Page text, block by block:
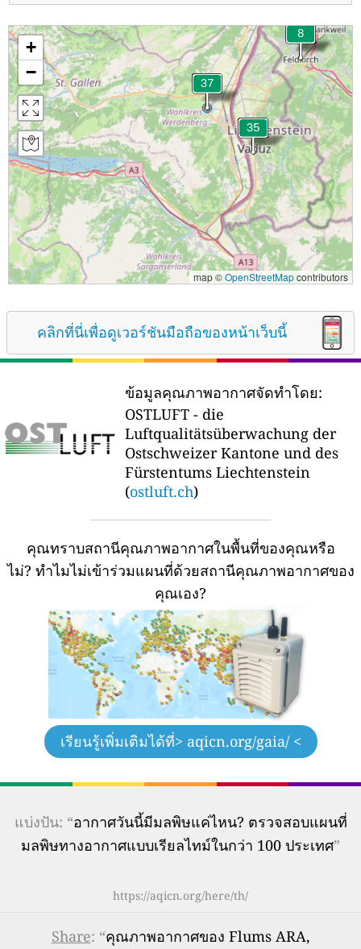
+
−
map ©OpenStreetMapcontributors
คลิกที่นี่เพื่อดูเวอร์ชันมือถือของหน้าเว็บนี้
ข้อมูลคุณภาพอากาศจัดทำโดย:
OSTLUFT - die
Luftqualitätsüberwachung der
Ostschweizer Kantone und des
Fürstentums Liechtenstein
(ostluft.ch)
คุณทราบสถานีคุณภาพอากาศในพื้นที่ของคุณหรือ
ไม่? ทำไมไม่เข้าร่วมแผนที่ด้วยสถานีคุณภาพอากาศของ
คุณเอง?
เรียนรู้เพิ่มเติมได้ที่> aqicn.org/gaia/ <
แบ่งปัน: “อากาศวันนี้มีมลพิษแค่ไหน? ตรวจสอบแผนที่
มลพิษทางอากาศแบบเรียลไทม์ในกว่า 100 ประเทศ”
https://aqicn.org/here/th/
Share: “คุณภาพอากาศของ Flums ARA,